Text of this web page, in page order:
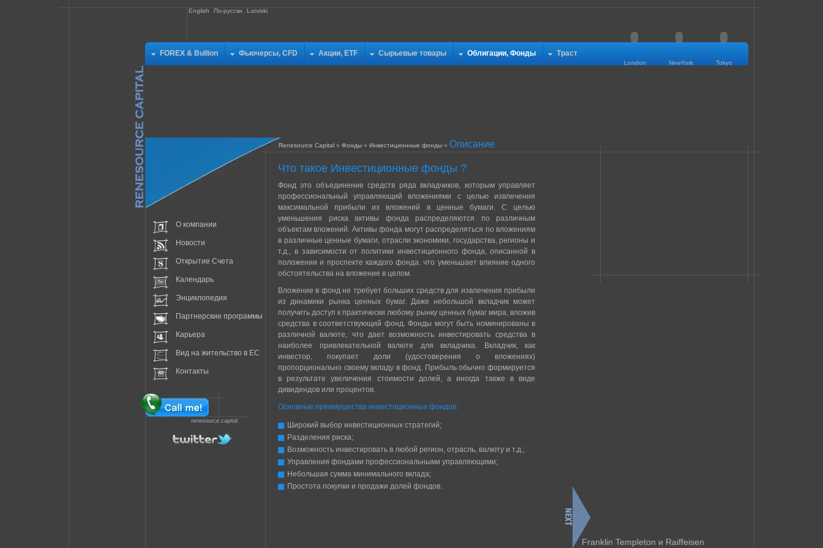
English По-русски Latviski
FOREX & Bullion Фьючерсы, CFD Акции, ETF Сырьевые товары Облигации, Фонды Траст
London NewYork Tokyo
Renesource Capital » Фонды » Инвестиционные фонды » Описание
Что такое Инвестиционные фонды ?
Фонд это объединение средств ряда вкладчиков, которым управляет
профессиональный управляющий вложениями с целью извлечения
максимальной прибыли из вложений в ценные бумаги. С целью
уменьшения риска активы фонда распределяются по различным
объектам вложений. Активы фонда могут распределяться по вложениям
в различные ценные бумаги, отрасли экономики, государства, регионы и
т.д., в зависимости от политики инвестиционного фонда, описанной в
положении и проспекте каждого фонда. что уменьшает влияние одного
обстоятельства на вложение в целом.
Вложение в фонд не требует больших средств для извлечения прибыли
из динамики рынка ценных бумаг. Даже небольшой вкладчик может
получить доступ к практически любому рынку ценных бумаг мира, вложив
средства в соответствующий фонд. Фонды могут быть номинированы в
различной валюте, что дает возможность инвестировать средства в
наиболее привлекательной валюте для вкладчика. Вкладчик, как
инвестор, покупает доли (удостоверения о вложениях)
пропорционально своему вкладу в фонд. Прибыль обычно формируется
в результате увеличения стоимости долей, а иногда также в виде
дивидендов или процентов.
Основные преимущества инвестиционных фондов:
Широкий выбор инвестиционных стратегий;
Разделения риска;
Возможность инвестировать в любой регион, отрасль, валюту и т.д.;
Управления фондами профессиональными управляющими;
Небольшая сумма минимального вклада;
Простота покупки и продажи долей фондов.
Franklin Templeton и Raiffeisen
О компании
Новости
Открытие Счета
Календарь
Энциклопедия
Партнерские программы
Карьера
Вид на жительство в EC
Контакты
renesource.capital